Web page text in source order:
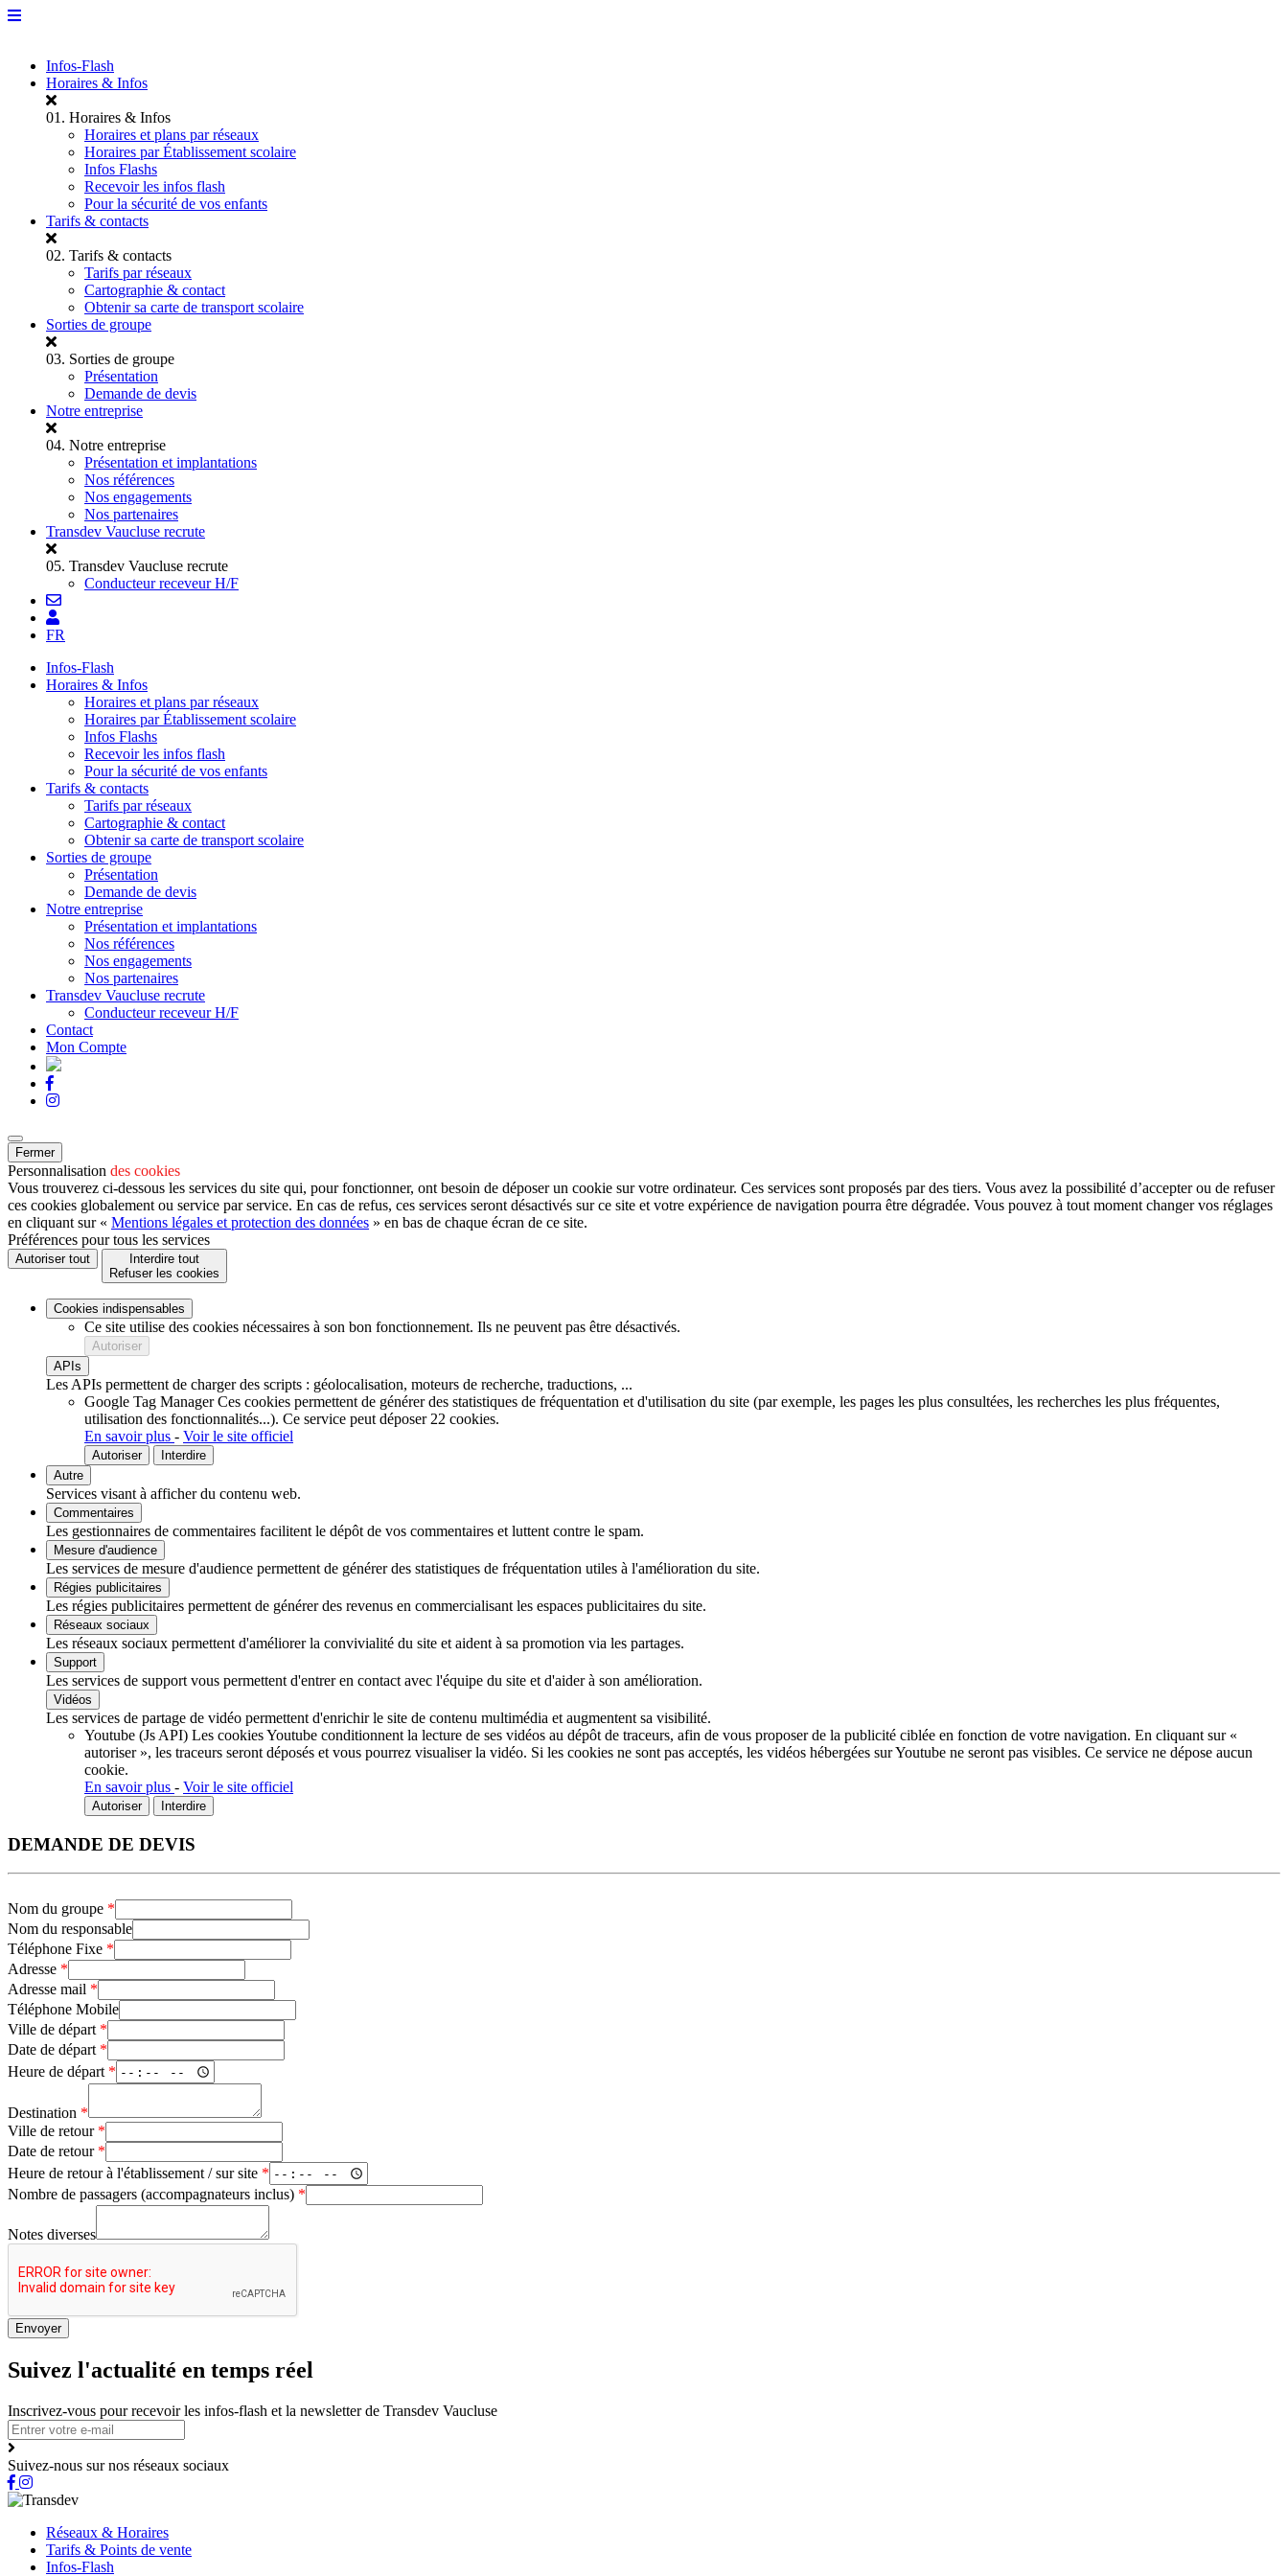
Infos-Flash
Horaires & Infos
01. Horaires & Infos
Horaires et plans par réseaux
Horaires par Établissement scolaire
Infos Flashs
Recevoir les infos flash
Pour la sécurité de vos enfants
Tarifs & contacts
02. Tarifs & contacts
Tarifs par réseaux
Cartographie & contact
Obtenir sa carte de transport scolaire
Sorties de groupe
03. Sorties de groupe
Présentation
Demande de devis
Notre entreprise
04. Notre entreprise
Présentation et implantations
Nos références
Nos engagements
Nos partenaires
Transdev Vaucluse recrute
05. Transdev Vaucluse recrute
Conducteur receveur H/F
FR
Infos-Flash
Horaires & Infos
Horaires et plans par réseaux
Horaires par Établissement scolaire
Infos Flashs
Recevoir les infos flash
Pour la sécurité de vos enfants
Tarifs & contacts
Tarifs par réseaux
Cartographie & contact
Obtenir sa carte de transport scolaire
Sorties de groupe
Présentation
Demande de devis
Notre entreprise
Présentation et implantations
Nos références
Nos engagements
Nos partenaires
Transdev Vaucluse recrute
Conducteur receveur H/F
Contact
Mon Compte
Fermer
Personnalisation des cookies
Vous trouverez ci-dessous les services du site qui, pour fonctionner, ont besoin de déposer un cookie sur votre ordinateur. Ces services sont proposés par des tiers. Vous avez la possibilité d’accepter ou de refuser
ces cookies globalement ou service par service. En cas de refus, ces services seront désactivés sur ce site et votre expérience de navigation pourra être dégradée. Vous pouvez à tout moment changer vos réglages
en cliquant sur « Mentions légales et protection des données » en bas de chaque écran de ce site.
Préférences pour tous les services
Autoriser tout
Interdire tout
Refuser les cookies
Cookies indispensables
Ce site utilise des cookies nécessaires à son bon fonctionnement. Ils ne peuvent pas être désactivés.
Autoriser
APIs
Les APIs permettent de charger des scripts : géolocalisation, moteurs de recherche, traductions, ...
Google Tag Manager Ces cookies permettent de générer des statistiques de fréquentation et d'utilisation du site (par exemple, les pages les plus consultées, les recherches les plus fréquentes,
utilisation des fonctionnalités...). Ce service peut déposer 22 cookies.
En savoir plus - Voir le site officiel
Autoriser
Interdire
Autre
Services visant à afficher du contenu web.
Commentaires
Les gestionnaires de commentaires facilitent le dépôt de vos commentaires et luttent contre le spam.
Mesure d'audience
Les services de mesure d'audience permettent de générer des statistiques de fréquentation utiles à l'amélioration du site.
Régies publicitaires
Les régies publicitaires permettent de générer des revenus en commercialisant les espaces publicitaires du site.
Réseaux sociaux
Les réseaux sociaux permettent d'améliorer la convivialité du site et aident à sa promotion via les partages.
Support
Les services de support vous permettent d'entrer en contact avec l'équipe du site et d'aider à son amélioration.
Vidéos
Les services de partage de vidéo permettent d'enrichir le site de contenu multimédia et augmentent sa visibilité.
Youtube (Js API) Les cookies Youtube conditionnent la lecture de ses vidéos au dépôt de traceurs, afin de vous proposer de la publicité ciblée en fonction de votre navigation. En cliquant sur «
autoriser », les traceurs seront déposés et vous pourrez visualiser la vidéo. Si les cookies ne sont pas acceptés, les vidéos hébergées sur Youtube ne seront pas visibles. Ce service ne dépose aucun
cookie.
En savoir plus - Voir le site officiel
Autoriser Interdire
DEMANDE DE DEVIS
Nom du groupe *
Nom du responsable
Téléphone Fixe *
Adresse *
Adresse mail *
Téléphone Mobile
Ville de départ *
Date de départ *
Heure de départ *
Destination *
Ville de retour *
Date de retour *
Heure de retour à l'établissement / sur site *
Nombre de passagers (accompagnateurs inclus) *
Notes diverses
Envoyer
Suivez l'actualité en temps réel
Inscrivez-vous pour recevoir les infos-flash et la newsletter de Transdev Vaucluse
Suivez-nous sur nos réseaux sociaux
Réseaux & Horaires
Tarifs & Points de vente
Infos-Flash